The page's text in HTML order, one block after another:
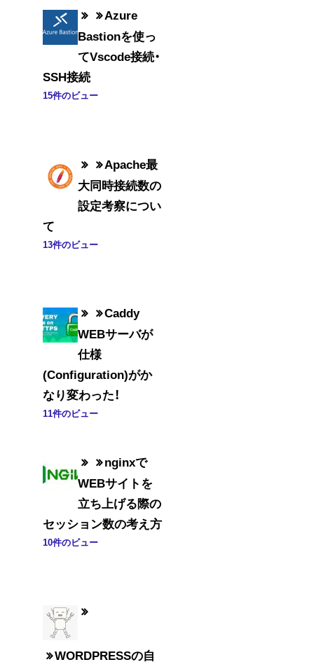
Azure
Bastionを使っ
てVscode接続・
SSH接続
15件のビュー
Apache最
大同時接続数の
設定考察につい
て
13件のビュー
Caddy
WEBサーバが
仕様
(Configuration)がか
なり変わった！
11件のビュー
nginxで
WEBサイトを
立ち上げる際の
セッション数の考え方
10件のビュー
WORDPRESSの自